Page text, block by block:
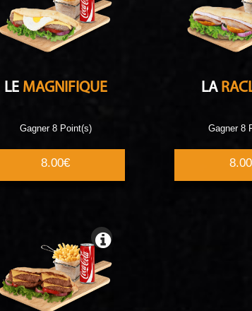
LEMAGNIFIQUE
Gagner 8 Point(s)
8.00€
LA
Gagner 8